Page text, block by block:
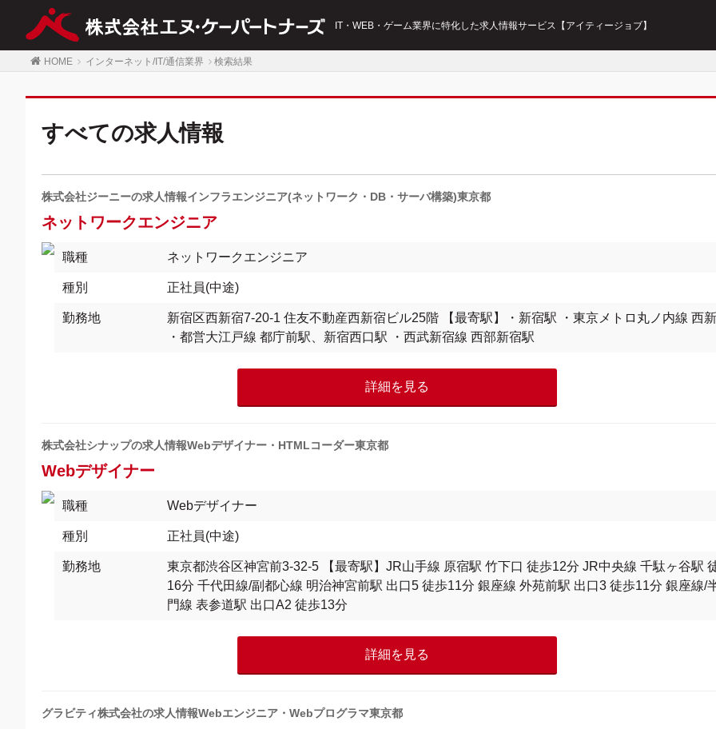
IT・WEB・ゲーム業界に特化した求人情報サービス【アイティージョブ】
HOME インターネット/IT/通信業界 検索結果
すべての求人情報
株式会社ジーニーの求人情報インフラエンジニア(ネットワーク・DB・サーバ構築)東京都
ネットワークエンジニア
職種 ネットワークエンジニア
種別 正社員(中途)
勤務地
新宿区西新宿7-20-1 住友不動産西新宿ビル25階 【最寄駅】・新宿駅 ・東京メトロ丸ノ内線 西
・都営大江戸線 都庁前駅、新宿西口駅 ・西武新宿線 西部新宿駅
詳細を見る
株式会社シナップの求人情報Webデザイナー・HTMLコーダー東京都
Webデザイナー
職種 Webデザイナー
種別 正社員(中途)
勤務地
東京都渋谷区神宮前3-32-5 【最寄駅】JR山手線 原宿駅 竹下口 徒歩12分 JR中央線 千駄ヶ谷駅
16分 千代田線/副都心線 明治神宮前駅 出口5 徒歩11分 銀座線 外苑前駅 出口3 徒歩11分 銀座線/
門線 表参道駅 出口A2 徒歩13分
詳細を見る
グラビティ株式会社の求人情報Webエンジニア・Webプログラマ東京都